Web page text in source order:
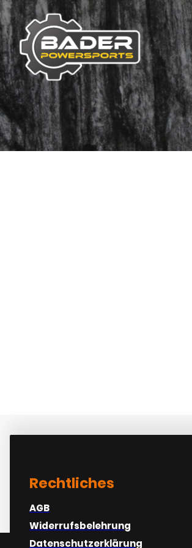
At
Rechtliches
AGB
Widerrufsbelehrung
Datenschutzerklärung